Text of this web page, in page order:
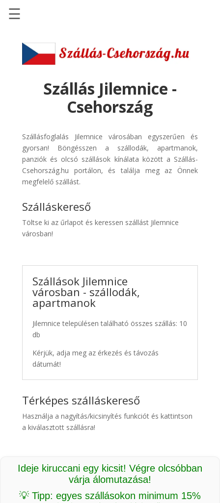
Szállások
Szállásinfo.eu
pénzvisszatérítéssel
Discover
Cars
Transzfer
Kiwi
Taxi
☰
Szállás Jilemnice -
Csehország
Szállásfoglalás Jilemnice városában egyszerűen és
gyorsan! Böngésszen a szállodák, apartmanok,
panziók és olcsó szállások kínálata között a Szállás-
Csehország.hu portálon, és találja meg az Önnek
megfelelő szállást.
Szálláskereső
Töltse ki az űrlapot és keressen szállást Jilemnice
városban!
Szállások Jilemnice
városban - szállodák,
apartmanok
Jilemnice településen található összes szállás: 10
db
Kérjük, adja meg az érkezés és távozás
dátumát!
Térképes szálláskereső
Használja a nagyítás/kicsinyítés funkciót és kattintson
a kiválasztott szállásra!
Ideje kiruccani egy kicsit! Végre olcsóbban
várja álomutazása!
💡 Tipp: egyes szállásokon minimum 15%